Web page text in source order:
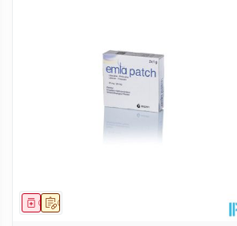
Op voorschrift
Geneesmiddel